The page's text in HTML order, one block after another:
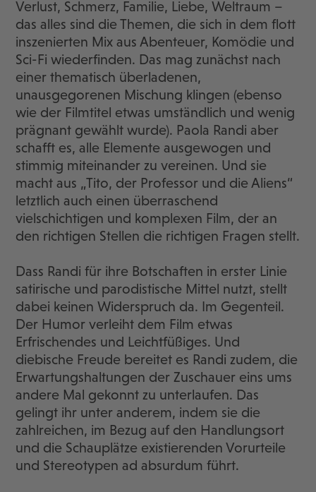
Verlust, Schmerz, Familie, Liebe, Weltraum –
das alles sind die Themen, die sich in dem flott
inszenierten Mix aus Abenteuer, Komödie und
Sci-Fi wiederfinden. Das mag zunächst nach
einer thematisch überladenen,
unausgegorenen Mischung klingen (ebenso
wie der Filmtitel etwas umständlich und wenig
prägnant gewählt wurde). Paola Randi aber
schafft es, alle Elemente ausgewogen und
stimmig miteinander zu vereinen. Und sie
macht aus „Tito, der Professor und die Aliens“
letztlich auch einen überraschend
vielschichtigen und komplexen Film, der an
den richtigen Stellen die richtigen Fragen stellt.
Dass Randi für ihre Botschaften in erster Linie
satirische und parodistische Mittel nutzt, stellt
dabei keinen Widerspruch da. Im Gegenteil.
Der Humor verleiht dem Film etwas
Erfrischendes und Leichtfüßiges. Und
diebische Freude bereitet es Randi zudem, die
Erwartungshaltungen der Zuschauer eins ums
andere Mal gekonnt zu unterlaufen. Das
gelingt ihr unter anderem, indem sie die
zahlreichen, im Bezug auf den Handlungsort
und die Schauplätze existierenden Vorurteile
und Stereotypen ad absurdum führt.